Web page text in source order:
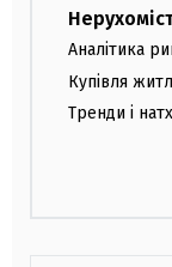
Аналітика
Купівля
Тренди і